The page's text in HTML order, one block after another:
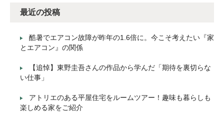
最近の投稿
酷暑でエアコン故障が昨年の1.6倍に。今こそ考えたい『家
とエアコン』の関係
【追悼】東野圭吾さんの作品から学んだ「期待を裏切らな
い仕事」
アトリエのある平屋住宅をルームツアー！趣味も暮らしも
楽しめる家をご紹介